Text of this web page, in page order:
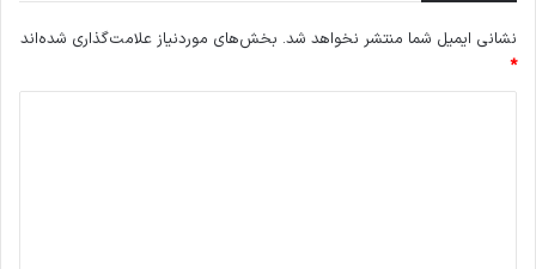
نشانی ایمیل شما منتشر نخواهد شد. بخش‌های موردنیاز علامت‌گذاری شده‌اند
*